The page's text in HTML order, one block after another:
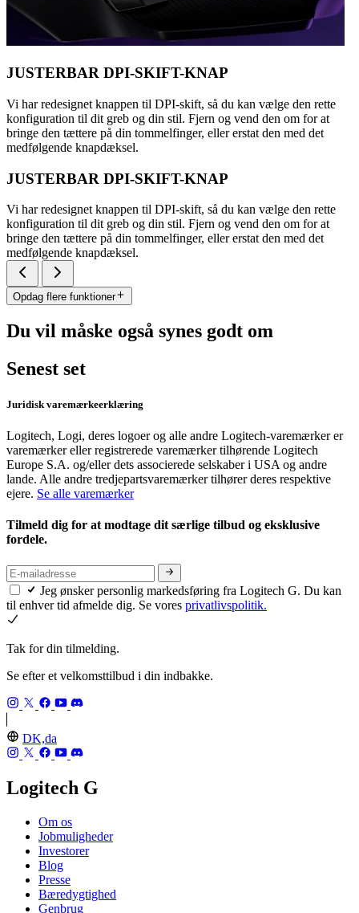
JUSTERBAR DPI-SKIFT-KNAP
Vi har redesignet knappen til DPI-skift, så du kan vælge den rette
konfiguration til dit greb og din stil. Fjern og vend den om for at
bringe den tættere på din tommelfinger, eller erstat den med det
medfølgende knapdæksel.
JUSTERBAR DPI-SKIFT-KNAP
Vi har redesignet knappen til DPI-skift, så du kan vælge den rette
konfiguration til dit greb og din stil. Fjern og vend den om for at
bringe den tættere på din tommelfinger, eller erstat den med det
medfølgende knapdæksel.
Opdag flere funktioner
Du vil måske også synes godt om
Senest set
Juridisk varemærkeerklæring
Logitech, Logi, deres logoer og alle andre Logitech-varemærker er
varemærker eller registrerede varemærker tilhørende Logitech
Europe S.A. og/eller dets associerede selskaber i USA og andre
lande. Alle andre tredjepartsvaremærker tilhører deres respektive
ejere. Se alle varemærker
Tilmeld dig for at modtage dit særlige tilbud og eksklusive
fordele.
Jeg ønsker personlig markedsføring fra Logitech G. Du kan
til enhver tid afmelde dig. Se vores privatlivspolitik.
Tak for din tilmelding.
Se efter et velkomsttilbud i din indbakke.
DK,da
Logitech G
Om os
Jobmuligheder
Investorer
Blog
Presse
Bæredygtighed
Genbrug